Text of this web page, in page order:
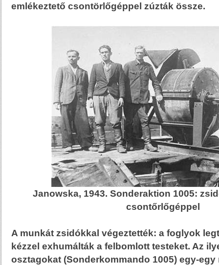
emlékeztető csontörlőgéppel zúzták össze.
Janowska, 1943. Sonderaktion 1005:
csontőrlőgéppel
A munkát zsidókkal végeztették: a foglyok
kézzel exhumálták a felbomlott testeket. Az
osztagokat (Sonderkommando 1005) egy-